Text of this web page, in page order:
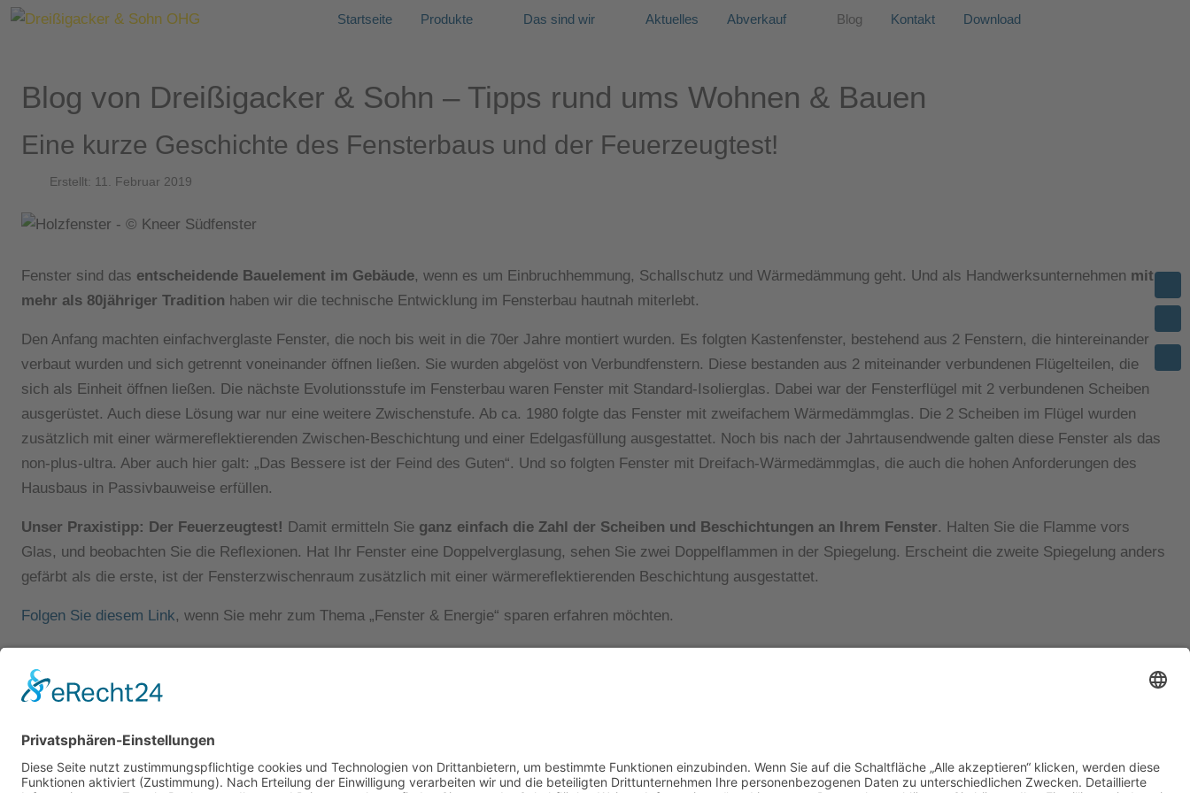
Startseite Produkte Das sind wir Aktuelles Abverkauf Blog Kontakt Download
Blog von Dreißigacker & Sohn – Tipps rund ums Wohnen & Bauen
Eine kurze Geschichte des Fensterbaus und der Feuerzeugtest!
Erstellt: 11. Februar 2019
Fenster sind das entscheidende Bauelement im Gebäude, wenn es um Einbruchhemmung, Schallschutz und Wärmedämmung geht. Und als Handwerksunternehmen mit
mehr als 80jähriger Tradition haben wir die technische Entwicklung im Fensterbau hautnah miterlebt.
Den Anfang machten einfachverglaste Fenster, die noch bis weit in die 70er Jahre montiert wurden. Es folgten Kastenfenster, bestehend aus 2 Fenstern, die hintereinander
verbaut wurden und sich getrennt voneinander öffnen ließen. Sie wurden abgelöst von Verbundfenstern. Diese bestanden aus 2 miteinander verbundenen Flügelteilen, die
sich als Einheit öffnen ließen. Die nächste Evolutionsstufe im Fensterbau waren Fenster mit Standard-Isolierglas. Dabei war der Fensterflügel mit 2 verbundenen Scheiben
ausgerüstet. Auch diese Lösung war nur eine weitere Zwischenstufe. Ab ca. 1980 folgte das Fenster mit zweifachem Wärmedämmglas. Die 2 Scheiben im Flügel wurden
zusätzlich mit einer wärmereflektierenden Zwischen-Beschichtung und einer Edelgasfüllung ausgestattet. Noch bis nach der Jahrtausendwende galten diese Fenster als das
non-plus-ultra. Aber auch hier galt: „Das Bessere ist der Feind des Guten“. Und so folgten Fenster mit Dreifach-Wärmedämmglas, die auch die hohen Anforderungen des
Hausbaus in Passivbauweise erfüllen.
Unser Praxistipp: Der Feuerzeugtest! Damit ermitteln Sie ganz einfach die Zahl der Scheiben und Beschichtungen an Ihrem Fenster. Halten Sie die Flamme vors
Glas, und beobachten Sie die Reflexionen. Hat Ihr Fenster eine Doppelverglasung, sehen Sie zwei Doppelflammen in der Spiegelung. Erscheint die zweite Spiegelung anders
gefärbt als die erste, ist der Fensterzwischenraum zusätzlich mit einer wärmereflektierenden Beschichtung ausgestattet.
Folgen Sie diesem Link, wenn Sie mehr zum Thema „Fenster & Energie“ sparen erfahren möchten.
Monsheimer Straße 18
67549 Worms
Telefon:+49 (0) 62 41 / 59 18 44
Mo - Fr
07.30 - 12.00 Uhr
13.00 - 17.00 Uhr
Datenschutz